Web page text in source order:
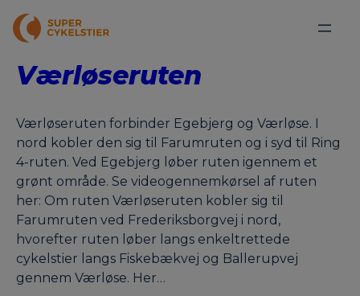
Værløseruten
Værløseruten forbinder Egebjerg og Værløse. I
nord kobler den sig til Farumruten og i syd til Ring
4-ruten. Ved Egebjerg løber ruten igennem et
grønt område. Se videogennemkørsel af ruten
her: Om ruten Værløseruten kobler sig til
Farumruten ved Frederiksborgvej i nord,
hvorefter ruten løber langs enkeltrettede
cykelstier langs Fiskebækvej og Ballerupvej
gennem Værløse. Her…